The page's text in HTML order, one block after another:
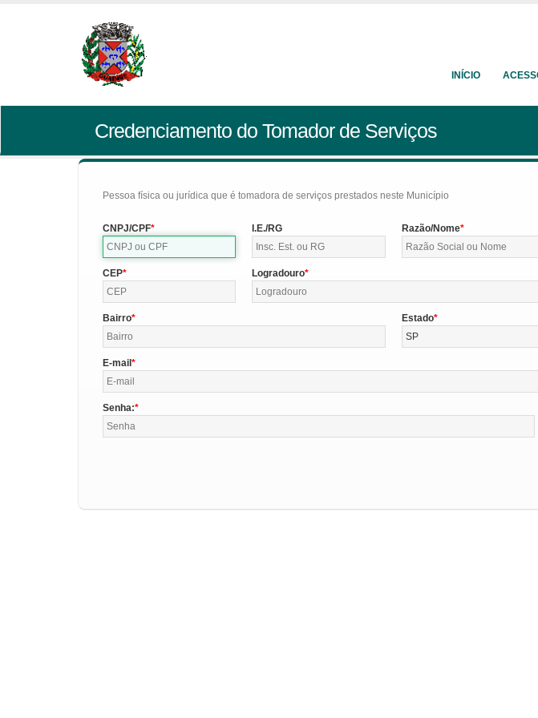
INÍCIO
Credenciamento do Tomador de Serviços
Pessoa física ou jurídica que é tomadora de serviços prestados neste Município
CNPJ/CPF I.E./RG Razão/Nome
CEP Logradouro
Bairro
Estado
SP
E-mail
Senha: